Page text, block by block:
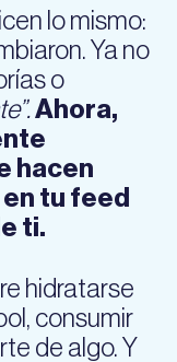
lo mismo:
Ya no
o
Ahora,
hacen
tu feed
ti.
hidratarse
consumir
de algo. Y